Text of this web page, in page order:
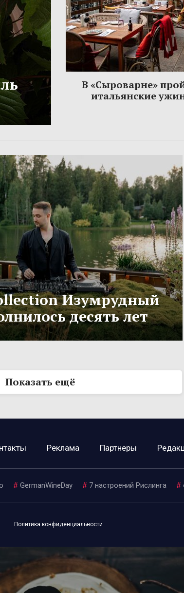
В «Сыроварне»
итальянские
Изумрудный
десять лет
Показать ещё
Реклама Партнеры
# GermanWineDay # 7 настроений Рислинга #
Политика конфиденциальности